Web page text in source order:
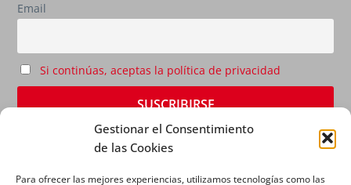
Gestionar el Consentimiento
de las Cookies
Para ofrecer las mejores experiencias, utilizamos tecnologías como las
Email
Si continúas, aceptas la política de privacidad